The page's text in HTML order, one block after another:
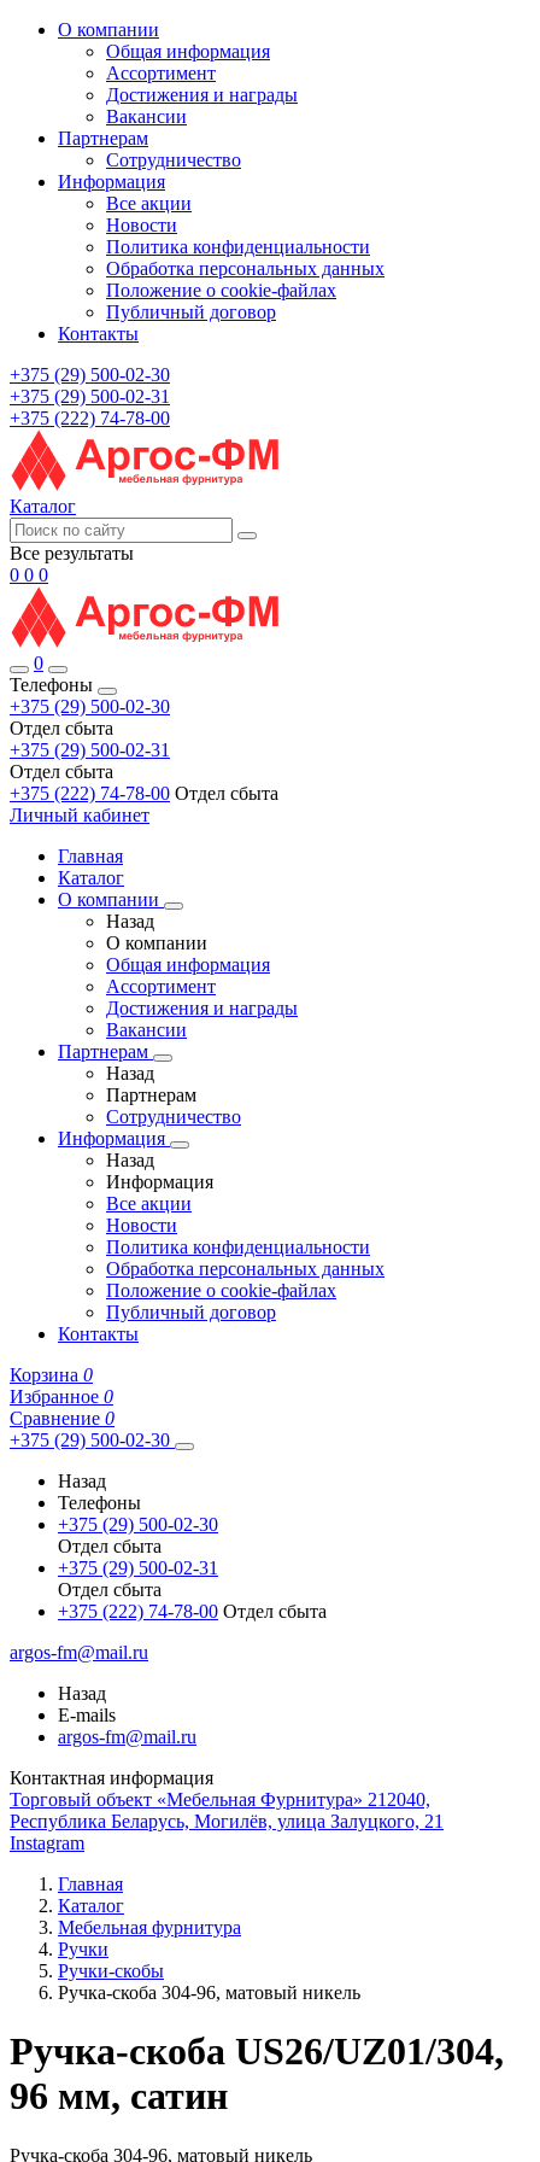
О компании
Общая информация
Ассортимент
Достижения и награды
Вакансии
Партнерам
Сотрудничество
Информация
Все акции
Новости
Политика конфиденциальности
Обработка персональных данных
Положение о cookie-файлах
Публичный договор
Контакты
+375 (29) 500-02-30
+375 (29) 500-02-31
+375 (222) 74-78-00
Каталог
Все результаты
0 0 0
0
Телефоны
+375 (29) 500-02-30
Отдел сбыта
+375 (29) 500-02-31
Отдел сбыта
+375 (222) 74-78-00 Отдел сбыта
Личный кабинет
Главная
Каталог
О компании
Назад
О компании
Общая информация
Ассортимент
Достижения и награды
Вакансии
Партнерам
Назад
Партнерам
Сотрудничество
Информация
Назад
Информация
Все акции
Новости
Политика конфиденциальности
Обработка персональных данных
Положение о cookie-файлах
Публичный договор
Контакты
Корзина 0
Избранное 0
Сравнение 0
+375 (29) 500-02-30
Назад
Телефоны
+375 (29) 500-02-30
Отдел сбыта
+375 (29) 500-02-31
Отдел сбыта
+375 (222) 74-78-00 Отдел сбыта
argos-fm@mail.ru
Назад
E-mails
argos-fm@mail.ru
Контактная информация
Торговый объект «Мебельная Фурнитура» 212040,
Республика Беларусь, Могилёв, улица Залуцкого, 21
Instagram
Главная
Каталог
Мебельная фурнитура
Ручки
Ручки-скобы
Ручка-скоба 304-96, матовый никель
Ручка-скоба US26/UZ01/304,
96 мм, сатин
Ручка-скоба 304-96, матовый никель